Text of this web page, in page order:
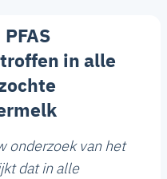
in alle
onderzoek van het
dat in alle